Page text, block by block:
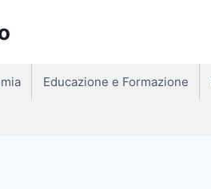
Educazione e Formazione